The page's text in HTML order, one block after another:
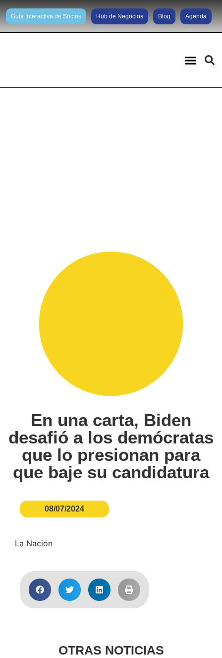
Guía Interactiva de Socios Hub de Negocios Blog Agenda
En una carta, Biden
desafió a los demócratas
que lo presionan para
que baje su candidatura
08/07/2024
La Nación
OTRAS NOTICIAS